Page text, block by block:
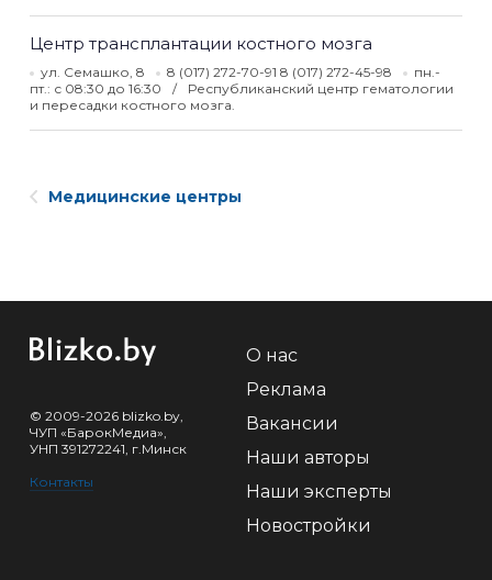
Центр трансплантации костного мозга
ул. Семашко, 8 8 (017) 272-70-91 8 (017) 272-45-98
пн.-
пт.: с 08:30 до 16:30
Республиканский центр гематологии
и пересадки костного мозга.
Медицинские центры
© 2009-2026 blizko.by,
ЧУП «БарокМедиа»,
УНП 391272241, г.Минск
Контакты
О нас
Реклама
Вакансии
Наши авторы
Наши эксперты
Новостройки